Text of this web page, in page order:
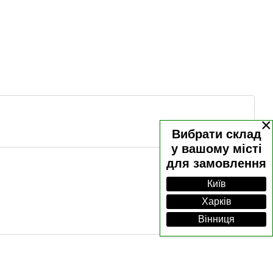
×
Вибрати склад
у вашому місті
для замовлення
Київ
Харків
Вінниця